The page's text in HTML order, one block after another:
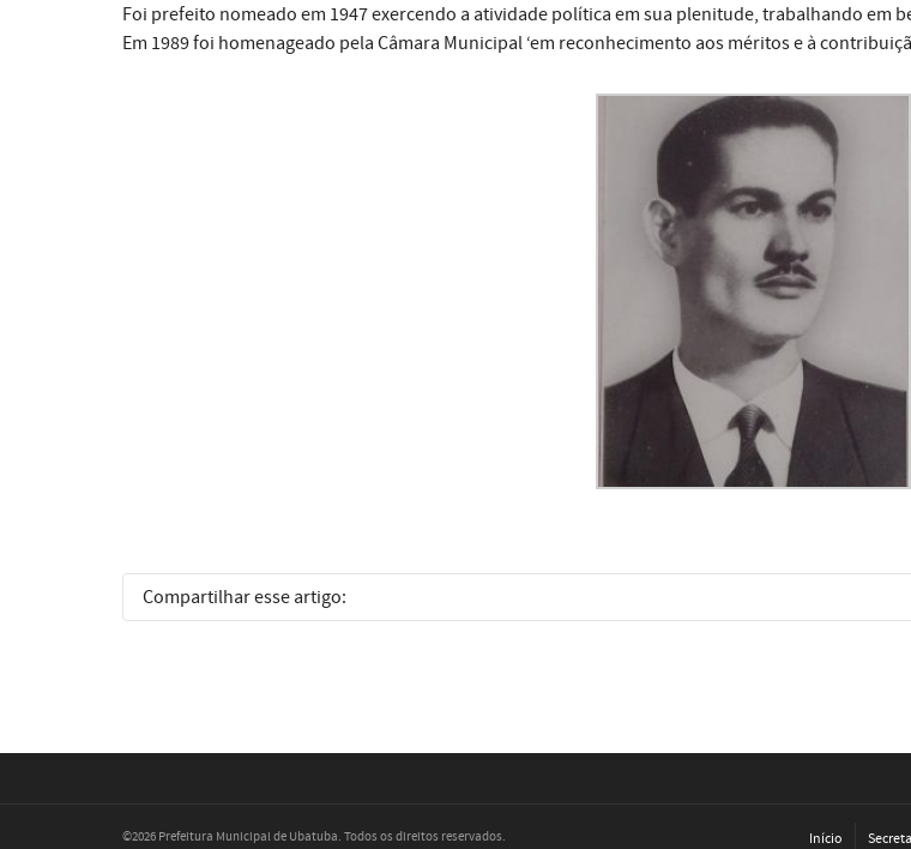
Foi prefeito nomeado em 1947 exercendo a atividade política em sua plenitude, trabalhando em
Em 1989 foi homenageado pela Câmara Municipal ‘em reconhecimento aos méritos e à
Compartilhar esse artigo:
©2026 Prefeitura Municipal de Ubatuba. Todos os direitos reservados. Início